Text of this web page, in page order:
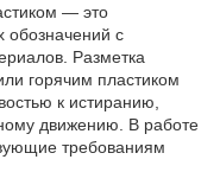
— это
с
Разметка
горячим пластиком
к истиранию,
движению. В работе
требованиям